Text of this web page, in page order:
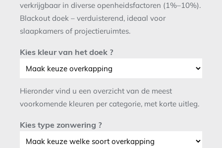
verkrijgbaar in diverse openheidsfactoren (1%–10%).
Blackout doek – verduisterend, ideaal voor
slaapkamers of projectieruimtes.
Kies kleur van het doek ?
Hieronder vind u een overzicht van de meest
voorkomende kleuren per categorie, met korte uitleg.
Kies type zonwering ?